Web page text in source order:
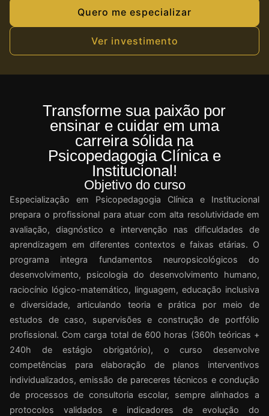
Quero me especializar
Ver investimento
Transforme sua paixão por
ensinar e cuidar em uma
carreira sólida na
Psicopedagogia Clínica e
Institucional!
Objetivo do curso
Especialização em Psicopedagogia Clínica e Institucional
prepara o profissional para atuar com alta resolutividade em
avaliação, diagnóstico e intervenção nas dificuldades de
aprendizagem em diferentes contextos e faixas etárias. O
programa integra fundamentos neuropsicológicos do
desenvolvimento, psicologia do desenvolvimento humano,
raciocínio lógico-matemático, linguagem, educação inclusiva
e diversidade, articulando teoria e prática por meio de
estudos de caso, supervisões e construção de portfólio
profissional. Com carga total de 600 horas (360h teóricas +
240h de estágio obrigatório), o curso desenvolve
competências para elaboração de planos interventivos
individualizados, emissão de pareceres técnicos e condução
de processos de consultoria escolar, sempre alinhados a
protocolos validados e indicadores de evolução do